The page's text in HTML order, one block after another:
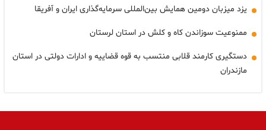
یزد میزبان دومین همایش بین‌المللی سرمایه‌گذاری ایران و آفریقا
ممنوعیت سوزاندن کاه و کلش در استان لرستان
دستگیری کارمند قلابی منتسب به قوه قضاییه و ادارات دولتی در استان
مازندران